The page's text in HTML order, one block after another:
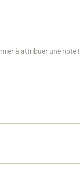
à attribuer une note !